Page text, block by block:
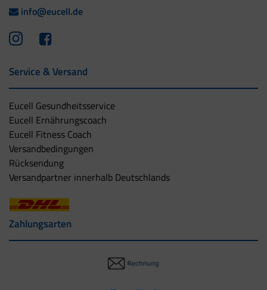
info@eucell.de
Service & Versand
Eucell Gesundheitsservice
Eucell Ernährungscoach
Eucell Fitness Coach
Versandbedingungen
Rücksendung
Versandpartner innerhalb Deutschlands
Zahlungsarten